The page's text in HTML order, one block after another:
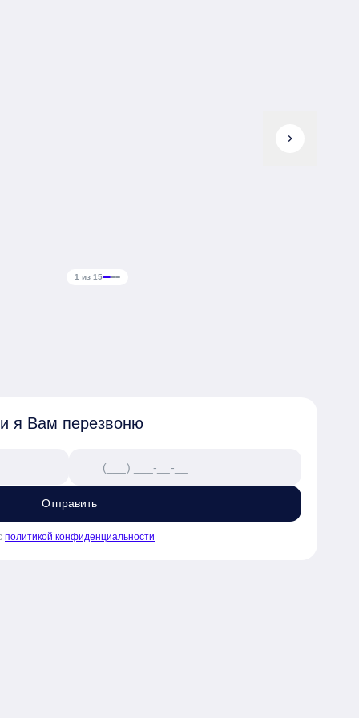
chevron_right
1 из 15
я Вам перезвоню
Отправить
политикой конфиденциальности